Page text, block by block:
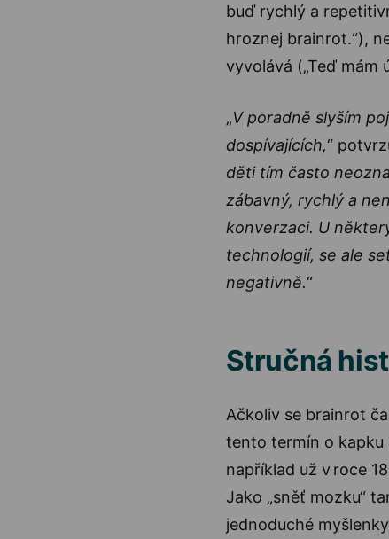
buď rychlý a
hroznej brainrot.“),
vyvolává („Teď mám
„V poradně slyším
dospívajících,“
děti tím často
zábavný, rychlý a
konverzaci. U
technologií, se ale
negativně.“
Stručná
Ačkoliv se brainrot
tento termín o kapku
například už v roce
Jako „sněť mozku“
jednoduché